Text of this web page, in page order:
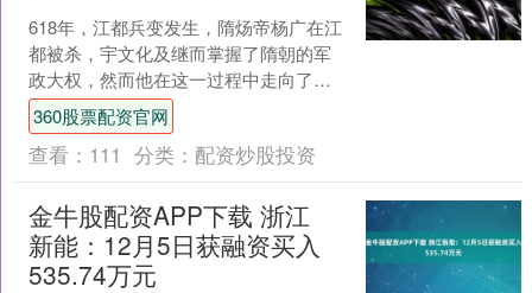
618年，江都兵变发生，隋炀帝杨广在江
都被杀，宇文化及继而掌握了隋朝的军
政大权，然而他在这一过程中走向了最
终的败亡。李密，这位曾经叛变的英
雄，亦在同年为了自己生....
360股票配资官网
查看： 111 分类： 配资炒股投资
金牛股配资APP下载 浙江
新能：12月5日获融资买入
535.74万元